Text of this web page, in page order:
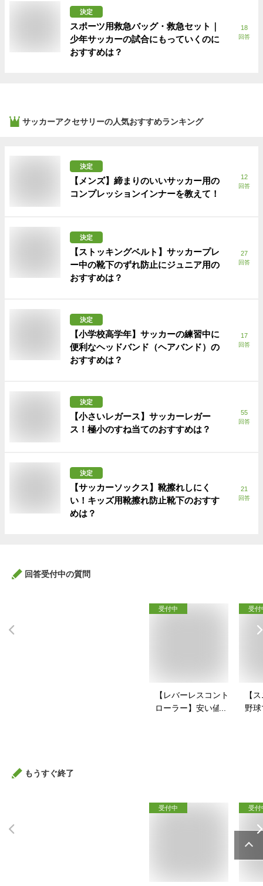
決定
スポーツ用救急バッグ・救急セット｜
少年サッカーの試合にもっていくのに
おすすめは？
18
回答
サッカーアクセサリーの人気おすすめランキング
決定
【メンズ】締まりのいいサッカー用の
コンプレッションインナーを教えて！
12
回答
決定
【ストッキングベルト】サッカープレ
ー中の靴下のずれ防止にジュニア用の
おすすめは？
27
回答
決定
【小学校高学年】サッカーの練習中に
便利なヘッドバンド（ヘアバンド）の
おすすめは？
17
回答
決定
【小さいレガース】サッカーレガー
ス！極小のすね当てのおすすめは？
55
回答
決定
【サッカーソックス】靴擦れしにく
い！キッズ用靴擦れ防止靴下のおすす
めは？
21
回答
回答受付中の質問
受付中
【レバーレスコント
ローラー】安い値段
受付
【
野
もうすぐ終了
受付中 受付